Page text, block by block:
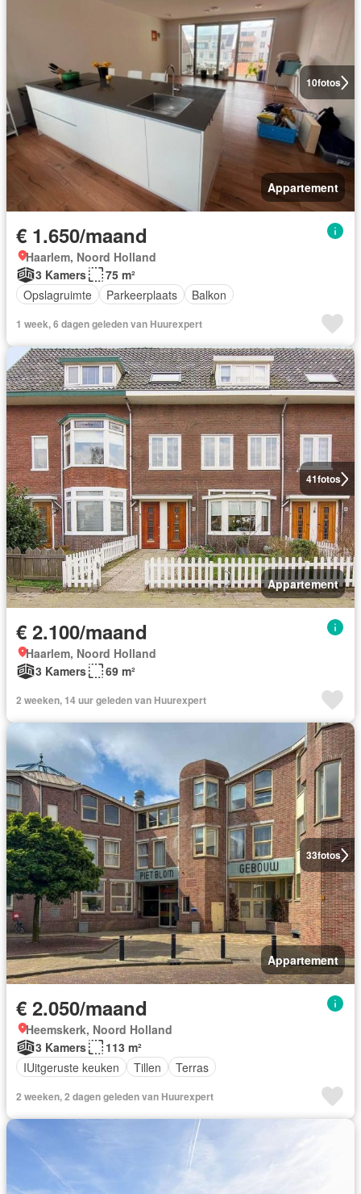
10fotos
Appartement
€ 1.650/maand
Haarlem, Noord Holland
3 Kamers
75 m²
Opslagruimte
Parkeerplaats Balkon
1 week, 6 dagen geleden van Huurexpert
41fotos
Appartement
€ 2.100/maand
Haarlem, Noord Holland
3 Kamers
69 m²
2 weeken, 14 uur geleden van Huurexpert
33fotos
Appartement
€ 2.050/maand
Heemskerk, Noord Holland
3 Kamers
113 m²
IUitgeruste keuken
Tillen Terras
2 weeken, 2 dagen geleden van Huurexpert